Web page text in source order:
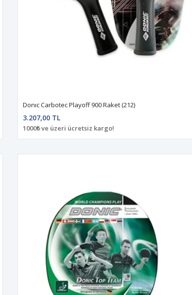
Donıc Carbotec Playoff 900 Raket (212)
3.207,00 TL
1000₺ ve üzeri ücretsiz kargo!